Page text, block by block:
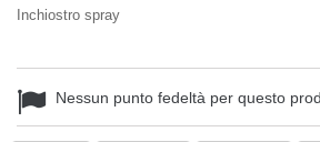
Inchiostro spray
Nessun punto fedeltà per questo